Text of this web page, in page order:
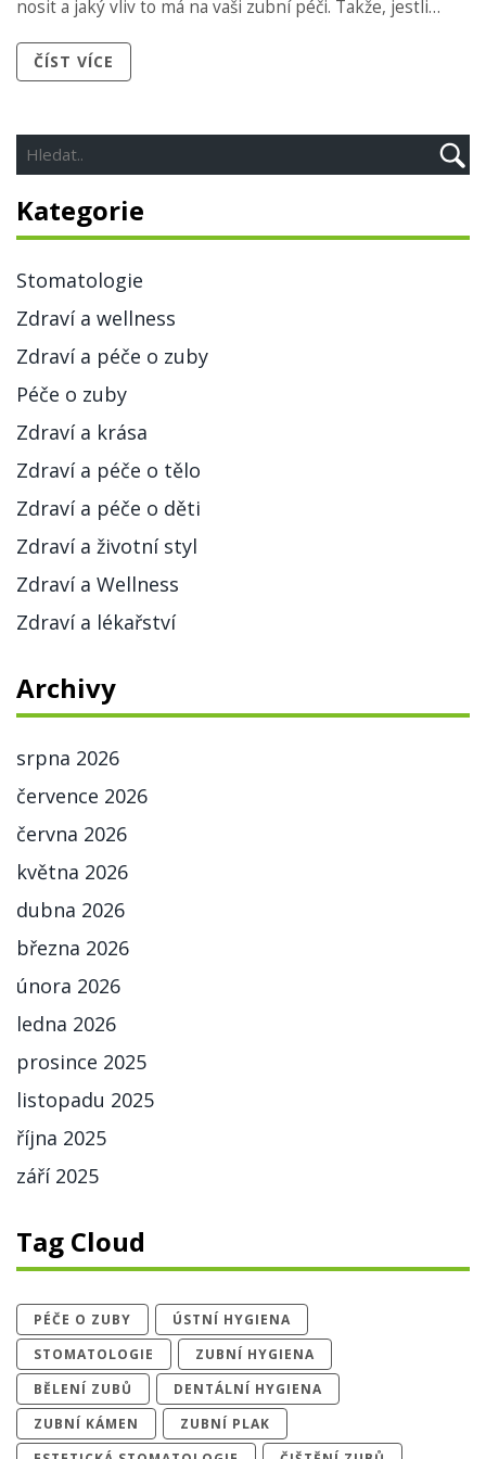
nosit a jaký vliv to má na vaši zubní péči. Takže, jestli
můj nový příspěvek!
ČÍST VÍCE
Kategorie
Stomatologie
Zdraví a wellness
Zdraví a péče o zuby
Péče o zuby
Zdraví a krása
Zdraví a péče o tělo
Zdraví a péče o děti
Zdraví a životní styl
Zdraví a Wellness
Zdraví a lékařství
Archivy
srpna 2026
července 2026
června 2026
května 2026
dubna 2026
března 2026
února 2026
ledna 2026
prosince 2025
listopadu 2025
října 2025
září 2025
Tag Cloud
PÉČE O ZUBY
ÚSTNÍ HYGIENA
STOMATOLOGIE
ZUBNÍ HYGIENA
BĚLENÍ ZUBŮ
DENTÁLNÍ HYGIENA
ZUBNÍ KÁMEN
ZUBNÍ PLAK